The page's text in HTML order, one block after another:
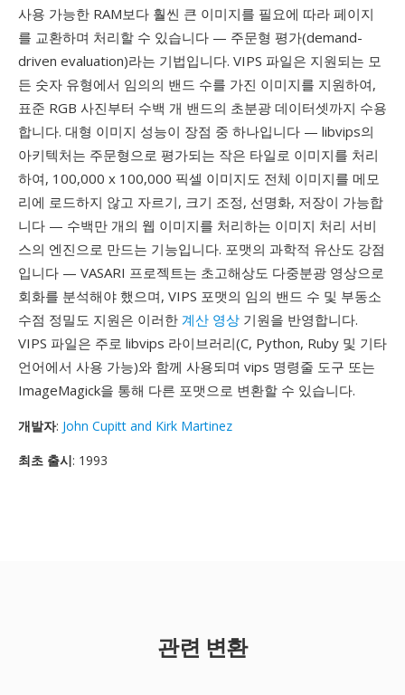
사용 가능한 RAM보다 훨씬 큰 이미지를 필요에 따라 페이지
를 교환하며 처리할 수 있습니다 — 주문형 평가(demand-
driven evaluation)라는 기법입니다. VIPS 파일은 지원되는 모
든 숫자 유형에서 임의의 밴드 수를 가진 이미지를 지원하여,
표준 RGB 사진부터 수백 개 밴드의 초분광 데이터셋까지 수용
합니다. 대형 이미지 성능이 장점 중 하나입니다 — libvips의
아키텍처는 주문형으로 평가되는 작은 타일로 이미지를 처리
하여, 100,000 x 100,000 픽셀 이미지도 전체 이미지를 메모
리에 로드하지 않고 자르기, 크기 조정, 선명화, 저장이 가능합
니다 — 수백만 개의 웹 이미지를 처리하는 이미지 처리 서비
스의 엔진으로 만드는 기능입니다. 포맷의 과학적 유산도 강점
입니다 — VASARI 프로젝트는 초고해상도 다중분광 영상으로
회화를 분석해야 했으며, VIPS 포맷의 임의 밴드 수 및 부동소
수점 정밀도 지원은 이러한 계산 영상 기원을 반영합니다.
VIPS 파일은 주로 libvips 라이브러리(C, Python, Ruby 및 기타
언어에서 사용 가능)와 함께 사용되며 vips 명령줄 도구 또는
ImageMagick을 통해 다른 포맷으로 변환할 수 있습니다.
개발자: John Cupitt and Kirk Martinez
최초 출시: 1993
관련 변환